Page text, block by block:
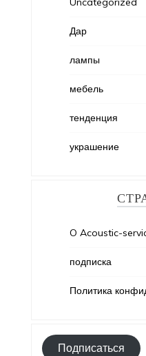
Дар
лампы
мебель
тенденция
украшение
O Acoustic-
подписка
Политика
Подписаться